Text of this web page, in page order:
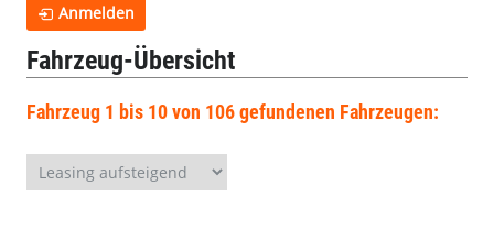
Fahrzeug-Übersicht
Fahrzeug 1 bis 10 von 106 gefundenen Fahrzeugen:
Anmelden